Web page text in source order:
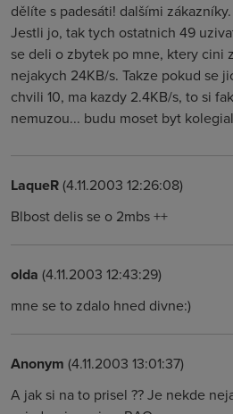
dělíte s padesáti! dalšími
Jestli jo, tak tych ostatnich 49
se deli o zbytek po mne, ktery cini
nejakych 24KB/s. Takze pokud se
chvili 10, ma kazdy 2.4KB/s, to si
nemuzou... budu moset byt
LaqueR(4.11.2003 12:26:08)
Blbost delis se o 2mbs ++
olda (4.11.2003 12:43:29)
mne se to zdalo hned divne:)
Anonym (4.11.2003 13:01:37)
A jak si na to prisel ?? Je nekde